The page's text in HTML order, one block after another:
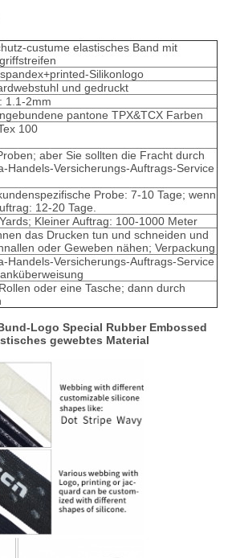
custume elastisches Band mit
Silikonlogo
und gedruckt
1.1-2mm
pantone TPX&TCX Farben
100
aber Sie sollten die Fracht durch
Handels-Versicherungs-Auftrags-Service
Probe: 7-10 Tage; wenn
12-20 Tage.
Kleiner Auftrag: 100-1000 Meter
das Drucken tun und schneiden und
oder Geweben nähen; Verpackung
Handels-Versicherungs-Auftrags-Service
oder eine Tasche; dann durch
Logo Special Rubber Embossed
gewebtes Material